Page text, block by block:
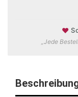
♥
„Jede